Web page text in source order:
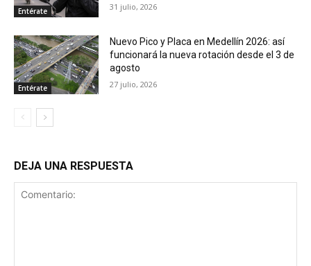
Entérate 31 julio, 2026
Entérate
Nuevo Pico y Placa en Medellín 2026: así
funcionará la nueva rotación desde el 3 de
agosto
27 julio, 2026
DEJA UNA RESPUESTA